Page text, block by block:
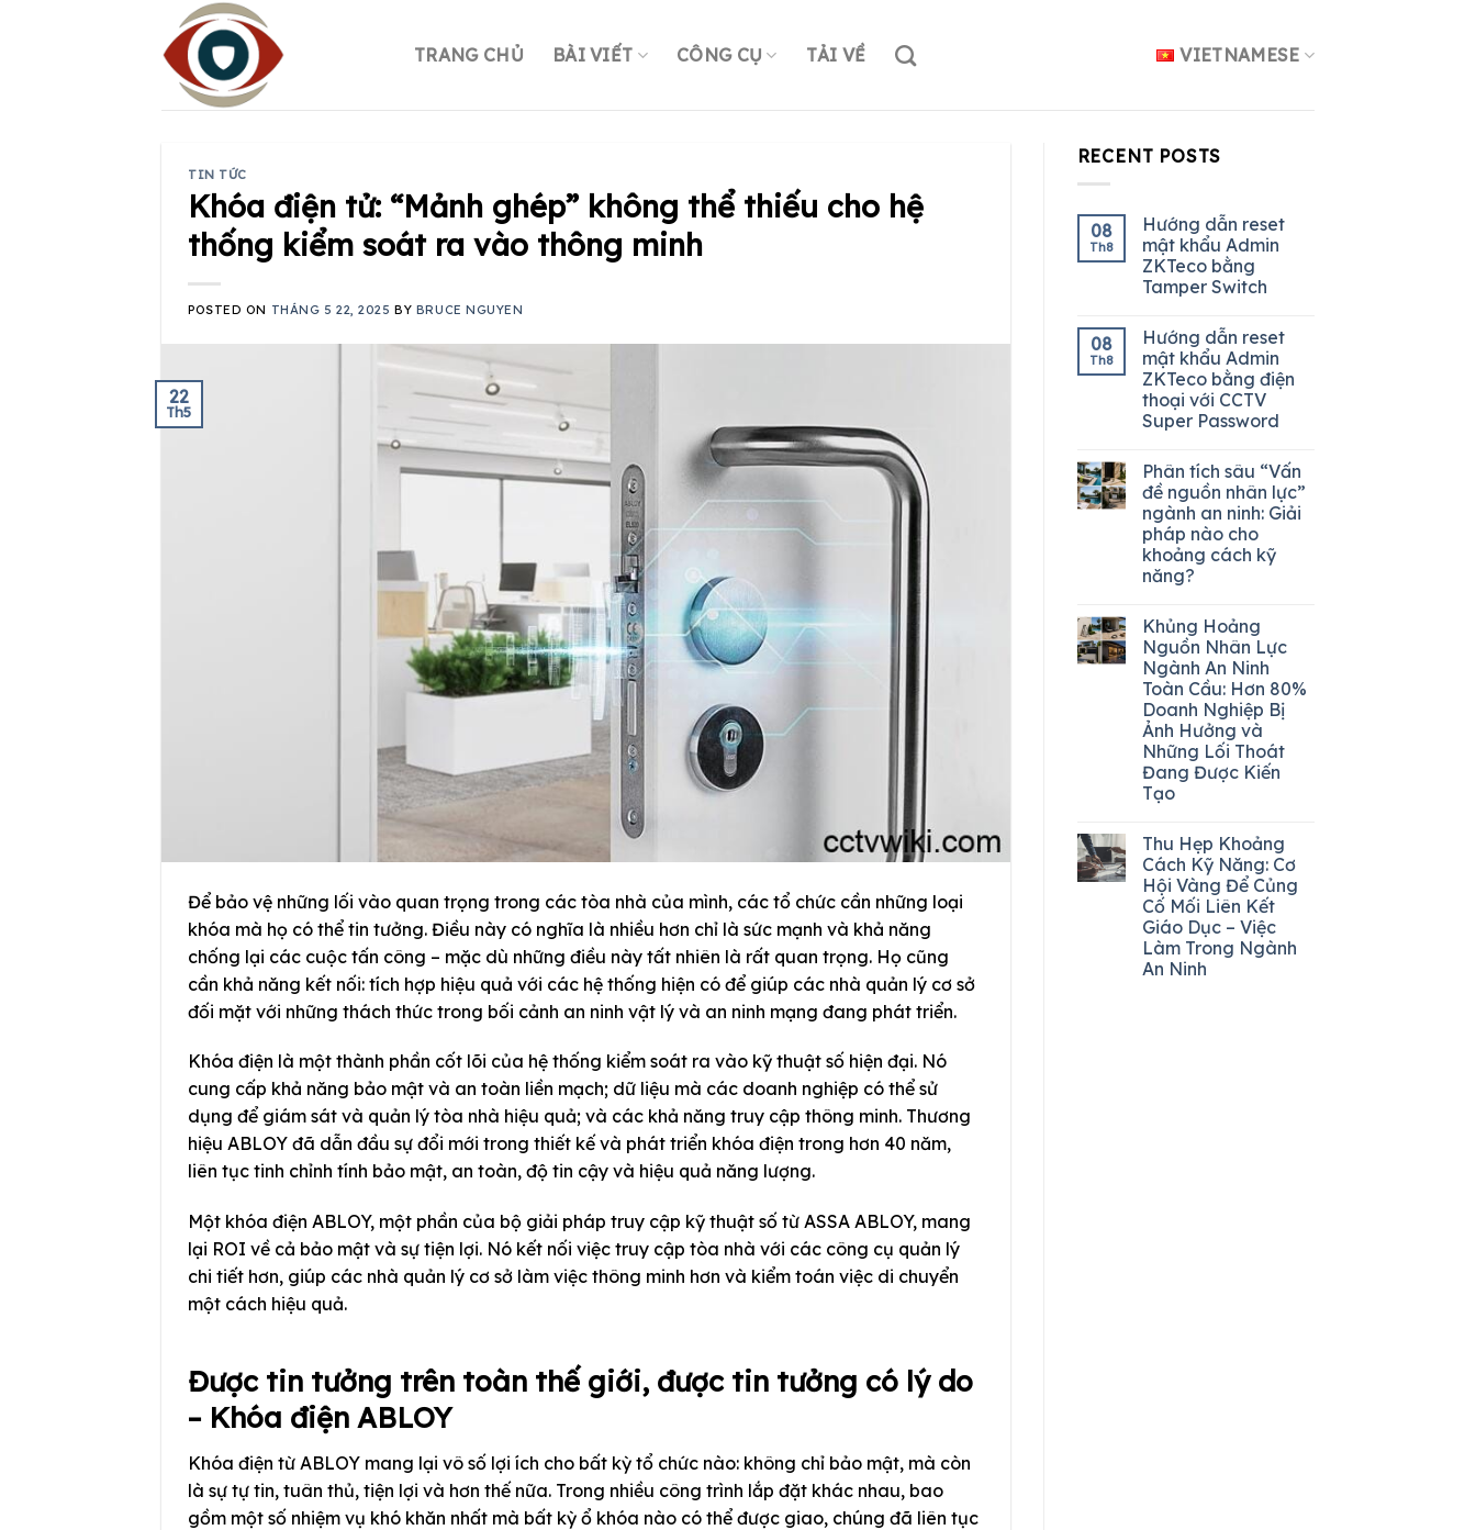
TRANG CHỦ BÀI VIẾT CÔNG CỤ TẢI VỀ VIETNAMESE
TIN TỨC
Khóa điện tử: “Mảnh ghép” không thể thiếu cho hệ
thống kiểm soát ra vào thông minh
POSTED ON THÁNG 5 22, 2025 BY BRUCE NGUYEN
22
Th5
Để bảo vệ những lối vào quan trọng trong các tòa nhà của mình, các tổ chức cần những loại
khóa mà họ có thể tin tưởng. Điều này có nghĩa là nhiều hơn chỉ là sức mạnh và khả năng
chống lại các cuộc tấn công – mặc dù những điều này tất nhiên là rất quan trọng. Họ cũng
cần khả năng kết nối: tích hợp hiệu quả với các hệ thống hiện có để giúp các nhà quản lý cơ sở
đối mặt với những thách thức trong bối cảnh an ninh vật lý và an ninh mạng đang phát triển.
Khóa điện là một thành phần cốt lõi của hệ thống kiểm soát ra vào kỹ thuật số hiện đại. Nó
cung cấp khả năng bảo mật và an toàn liền mạch; dữ liệu mà các doanh nghiệp có thể sử
dụng để giám sát và quản lý tòa nhà hiệu quả; và các khả năng truy cập thông minh. Thương
hiệu ABLOY đã dẫn đầu sự đổi mới trong thiết kế và phát triển khóa điện trong hơn 40 năm,
liên tục tinh chỉnh tính bảo mật, an toàn, độ tin cậy và hiệu quả năng lượng.
Một khóa điện ABLOY, một phần của bộ giải pháp truy cập kỹ thuật số từ ASSA ABLOY, mang
lại ROI về cả bảo mật và sự tiện lợi. Nó kết nối việc truy cập tòa nhà với các công cụ quản lý
chi tiết hơn, giúp các nhà quản lý cơ sở làm việc thông minh hơn và kiểm toán việc di chuyển
một cách hiệu quả.
Được tin tưởng trên toàn thế giới, được tin tưởng có lý do
– Khóa điện ABLOY
Khóa điện từ ABLOY mang lại vô số lợi ích cho bất kỳ tổ chức nào: không chỉ bảo mật, mà còn
là sự tự tin, tuân thủ, tiện lợi và hơn thế nữa. Trong nhiều công trình lắp đặt khác nhau, bao
gồm một số nhiệm vụ khó khăn nhất mà bất kỳ ổ khóa nào có thể được giao, chúng đã liên tục
RECENT POSTS
08
Th8
Hướng dẫn reset
mật khẩu Admin
ZKTeco bằng
Tamper Switch
08
Th8
Hướng dẫn reset
mật khẩu Admin
ZKTeco bằng điện
thoại với CCTV
Super Password
Phân tích sâu “Vấn
đề nguồn nhân lực”
ngành an ninh: Giải
pháp nào cho
khoảng cách kỹ
năng?
Khủng Hoảng
Nguồn Nhân Lực
Ngành An Ninh
Toàn Cầu: Hơn 80%
Doanh Nghiệp Bị
Ảnh Hưởng và
Những Lối Thoát
Đang Được Kiến
Tạo
Thu Hẹp Khoảng
Cách Kỹ Năng: Cơ
Hội Vàng Để Củng
Cố Mối Liên Kết
Giáo Dục – Việc
Làm Trong Ngành
An Ninh